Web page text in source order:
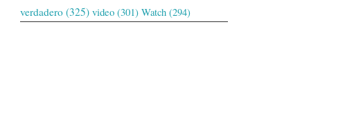
verdadero (325) video (301) Watch (294)